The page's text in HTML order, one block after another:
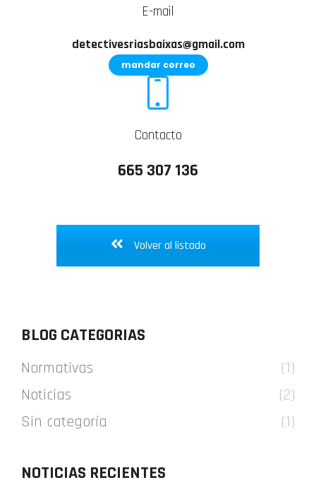
E-mail
detectivesriasbaixas@gmail.com
mandar correo
Contacto
665 307 136
Volver al listado
BLOG CATEGORIAS
Normativas
(1)
Noticias
(2)
Sin categoría
(1)
NOTICIAS RECIENTES